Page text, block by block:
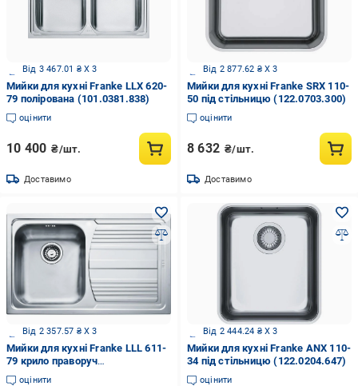
Від 3 467.01 ₴ X 3
Мийки для кухні Franke LLX 620-
79 полірована (101.0381.838)
оцінити
10 400 ₴/шт.
Доставимо
Від 2 877.62 ₴ X 3
Мийки для кухні Franke SRX 110-
50 під стільницю (122.0703.300)
оцінити
8 632 ₴/шт.
Доставимо
Від 2 357.57 ₴ X 3
Мийки для кухні Franke LLL 611-
79 крило праворуч
(101.0381.810)
оцінити
Від 2 444.24 ₴ X 3
Мийки для кухні Franke ANX 110-
34 під стільницю (122.0204.647)
оцінити